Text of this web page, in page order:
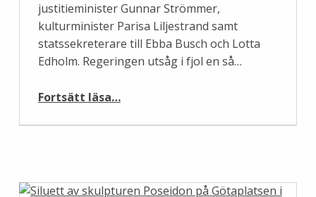
justitieminister Gunnar Strömmer,
kulturminister Parisa Liljestrand samt
statssekreterare till Ebba Busch och Lotta
Edholm. Regeringen utsåg i fjol en så…
Fortsätt läsa“Wikimedia Sverige på plats i Rosenbad för samtal om upphovsrätt”
…